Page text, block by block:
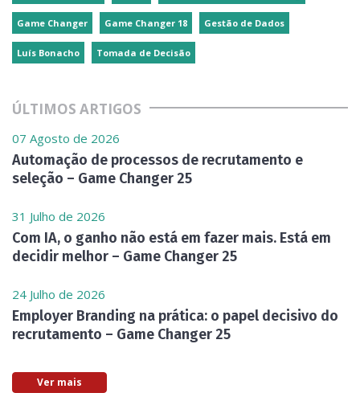
Game Changer Game Changer 18 Gestão de Dados
Luís Bonacho Tomada de Decisão
ÚLTIMOS ARTIGOS
07 Agosto de 2026
Automação de processos de recrutamento e
seleção – Game Changer 25
31 Julho de 2026
Com IA, o ganho não está em fazer mais. Está em
decidir melhor – Game Changer 25
24 Julho de 2026
Employer Branding na prática: o papel decisivo do
recrutamento – Game Changer 25
Ver mais